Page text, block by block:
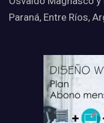
Paraná, Entre Ríos,